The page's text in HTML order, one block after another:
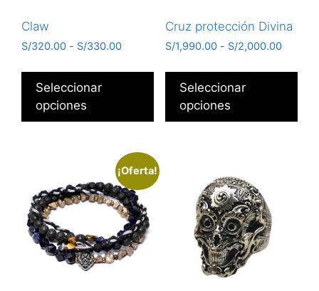
Claw
S/320.00 - S/330.00
Seleccionar
opciones
Cruz protección Divina
S/1,990.00 - S/2,000.00
Seleccionar
opciones
¡Oferta!